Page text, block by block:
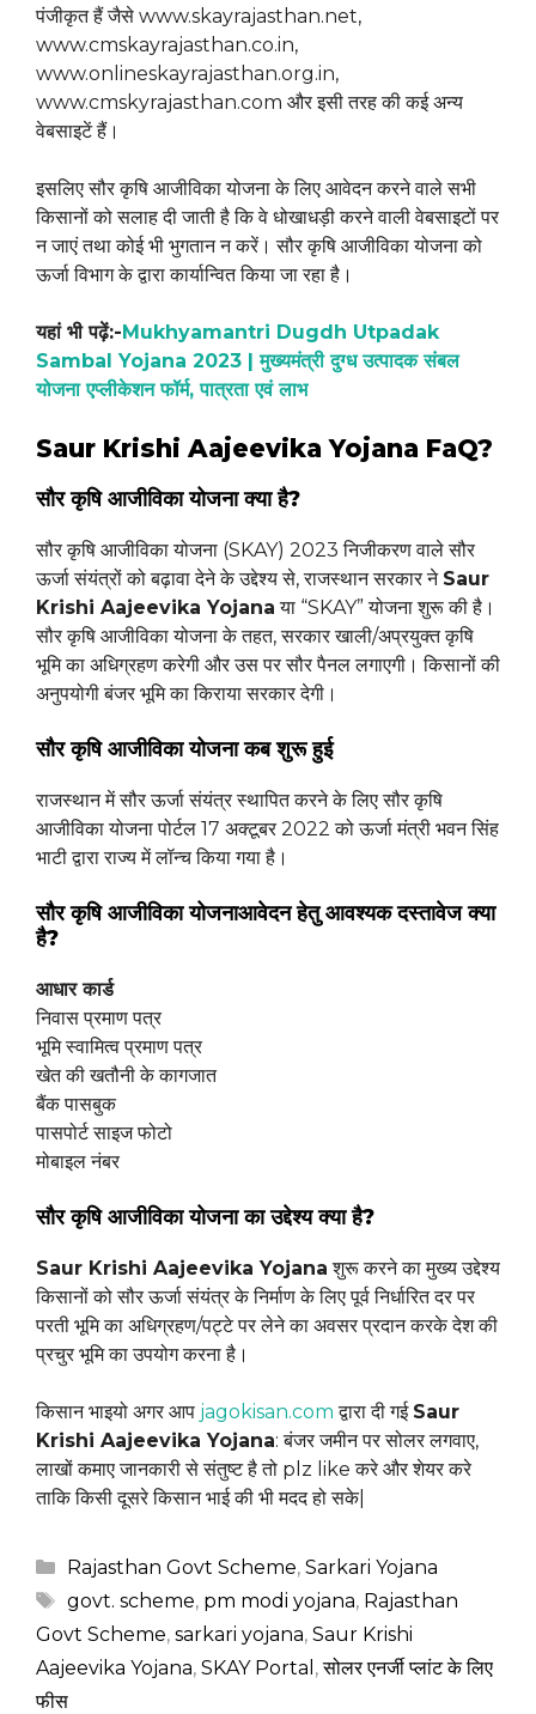
पंजीकृत हैं जैसे www.skayrajasthan.net,
www.cmskayrajasthan.co.in,
www.onlineskayrajasthan.org.in,
www.cmskyrajasthan.com और इसी तरह की कई अन्य
वेबसाइटें हैं।
इसलिए सौर कृषि आजीविका योजना के लिए आवेदन करने वाले सभी
किसानों को सलाह दी जाती है कि वे धोखाधड़ी करने वाली वेबसाइटों पर
न जाएं तथा कोई भी भुगतान न करें। सौर कृषि आजीविका योजना को
ऊर्जा विभाग के द्वारा कार्यान्वित किया जा रहा है।
यहां भी पढ़ें:-Mukhyamantri Dugdh Utpadak
Sambal Yojana 2023 | मुख्यमंत्री दुग्ध उत्पादक संबल
योजना एप्लीकेशन फॉर्म, पात्रता एवं लाभ
Saur Krishi Aajeevika Yojana FaQ?
सौर कृषि आजीविका योजना क्या है?
सौर कृषि आजीविका योजना (SKAY) 2023 निजीकरण वाले सौर
ऊर्जा संयंत्रों को बढ़ावा देने के उद्देश्य से, राजस्थान सरकार ने Saur
Krishi Aajeevika Yojana या “SKAY” योजना शुरू की है।
सौर कृषि आजीविका योजना के तहत, सरकार खाली/अप्रयुक्त कृषि
भूमि का अधिग्रहण करेगी और उस पर सौर पैनल लगाएगी। किसानों की
अनुपयोगी बंजर भूमि का किराया सरकार देगी।
सौर कृषि आजीविका योजना कब शुरू हुई
राजस्थान में सौर ऊर्जा संयंत्र स्थापित करने के लिए सौर कृषि
आजीविका योजना पोर्टल 17 अक्टूबर 2022 को ऊर्जा मंत्री भवन सिंह
भाटी द्वारा राज्य में लॉन्च किया गया है।
सौर कृषि आजीविका योजनाआवेदन हेतु आवश्यक दस्तावेजक्या
है?
आधार कार्ड
निवास प्रमाण पत्र
भूमि स्वामित्व प्रमाण पत्र
खेत की खतौनी के कागजात
बैंक पासबुक
पासपोर्ट साइज फोटो
मोबाइल नंबर
सौर कृषि आजीविका योजना काउद्देश्यक्या है?
Saur Krishi Aajeevika Yojana शुरू करने का मुख्य उद्देश्य
किसानों को सौर ऊर्जा संयंत्र के निर्माण के लिए पूर्व निर्धारित दर पर
परती भूमि का अधिग्रहण/पट्टे पर लेने का अवसर प्रदान करके देश की
प्रचुर भूमि का उपयोग करना है।
किसान भाइयो अगर आप jagokisan.com द्वारा दी गई Saur
Krishi Aajeevika Yojana: बंजर जमीन पर सोलर लगवाए,
लाखों कमाए जानकारी से संतुष्ट है तो plz like करे और शेयर करे
ताकि किसी दूसरे किसान भाई की भी मदद हो सके|
Categories
Rajasthan Govt Scheme, Sarkari Yojana
Tags
govt. scheme, pm modi yojana, Rajasthan
Govt Scheme, sarkari yojana, Saur Krishi
Aajeevika Yojana, SKAY Portal ,सोलर एनर्जी प्लांट के लिए
फीस